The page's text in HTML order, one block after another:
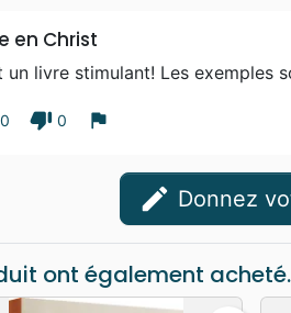
en Christ
un livre stimulant! Les exemples
0 thumb_down 0 flag
edit Donnez
ont également